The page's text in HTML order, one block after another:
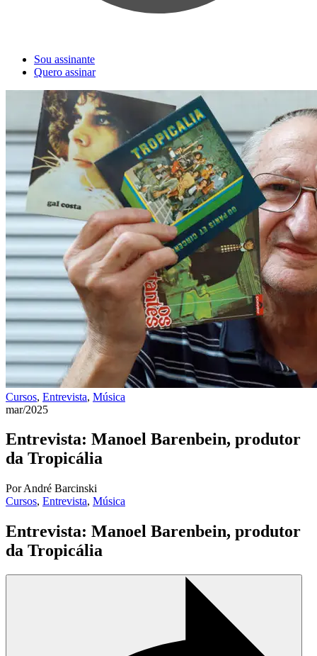
Sou assinante
Quero assinar
Cursos, Entrevista, Música
mar/2025
Entrevista: Manoel Barenbein, produtor
da Tropicália
Por André Barcinski
Cursos, Entrevista, Música
Entrevista: Manoel Barenbein, produtor
da Tropicália